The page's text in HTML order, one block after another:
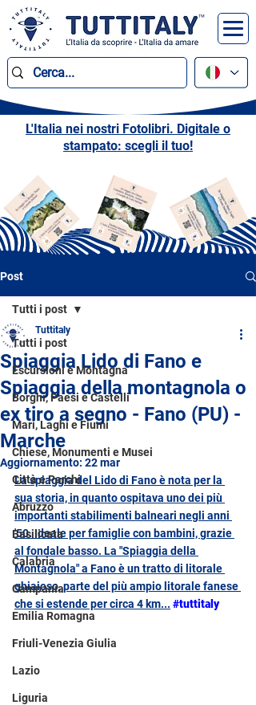
L'Italia nei nostri Fotolibri. Digitale o
stampato: scegli il tuo!
Post
Tutti i post
Escursioni e Montagna
Borghi, Paesi e Castelli
Mari, Laghi e Fiumi
Chiese, Monumenti e Musei
Città e Parchi
Abruzzo
Basilicata
Calabria
Campania
Emilia Romagna
Friuli-Venezia Giulia
Lazio
Liguria
Tutti i post
Spiaggia Lido di Fano e
Spiaggia della montagnola o
ex tiro a segno - Fano (PU) -
Marche
Tuttitaly
Aggiornamento: 22 mar
La spiaggia del Lido di Fano è nota per la
sua storia, in quanto ospitava uno dei più
importanti stabilimenti balneari negli anni
'50. Ideale per famiglie con bambini, grazie
al fondale basso. La "Spiaggia della
Montagnola" a Fano è un tratto di litorale
ghiaioso, parte del più ampio litorale fanese
che si estende per circa 4 km... #tuttitaly